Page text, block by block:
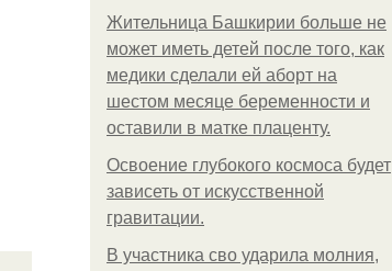
Жительница Башкирии больше не
может иметь детей после того, как
медики сделали ей аборт на
шестом месяце беременности и
оставили в матке плаценту.
Освоение глубокого космоса будет
зависеть от искусственной
гравитации.
В участника сво ударила молния,